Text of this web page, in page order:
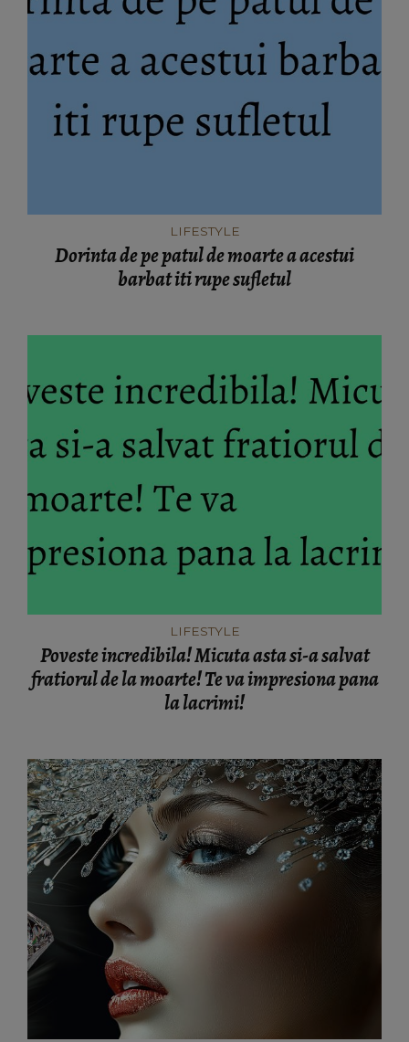
LIFESTYLE
Dorinta de pe patul de moarte a acestui
barbat iti rupe sufletul
LIFESTYLE
Poveste incredibila! Micuta asta si-a salvat
fratiorul de la moarte! Te va impresiona pana
la lacrimi!